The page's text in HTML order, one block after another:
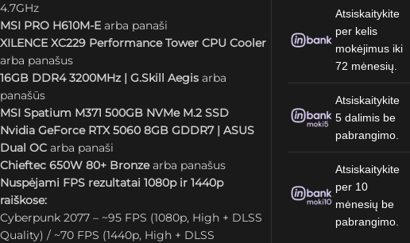
4.7GHz
MSI PRO H610M-E arba panaši
XILENCE XC229 Performance Tower CPU Cooler
arba panašus
16GB DDR4 3200MHz | G.Skill Aegis arba
panašūs
MSI Spatium M371 500GB NVMe M.2 SSD
Nvidia GeForce RTX 5060 8GB GDDR7 | ASUS
Dual OC arba panaši
Chieftec 650W 80+ Bronzearba panašus
Nuspėjami FPS rezultatai 1080p ir 1440p
raiškose:
Cyberpunk 2077 – ~95 FPS (1080p, High + DLSS
Quality) / ~70 FPS (1440p, High + DLSS
Atsiskaitykite
per kelis
mokėjimus iki
72 mėnesių.
Atsiskaitykite
5 dalimis be
pabrangimo.
Atsiskaitykite
per 10
mėnesių be
pabrangimo.